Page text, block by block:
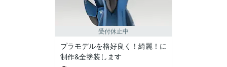
受付休止中
プラモデルを格好良く！綺麗！に
制作&全塗装します